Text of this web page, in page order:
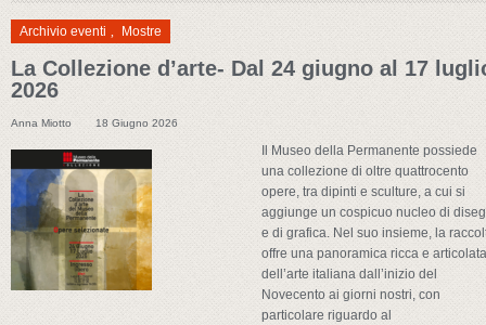
Archivio eventi , Mostre
La Collezione d’arte- Dal 24 giugno al 17
2026
Anna Miotto 18 Giugno 2026
Il Museo della Permanente possiede
una collezione di oltre quattrocento
opere, tra dipinti e sculture, a cui si
aggiunge un cospicuo nucleo di
e di grafica. Nel suo insieme, la
offre una panoramica ricca e
dell’arte italiana dall’inizio del
Novecento ai giorni nostri, con
particolare riguardo al